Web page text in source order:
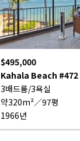
$495,000
Kahala Beach #472
3배드룸/3욕실
약320m²／97평
1966년